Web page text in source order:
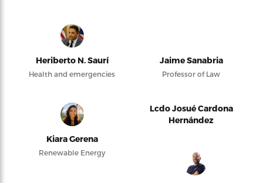
Heriberto N. Saurí
Health and emergencies
Jaime Sanabria
Professor of Law
Kiara Gerena
Renewable Energy
Lcdo Josué Cardona
Hernández